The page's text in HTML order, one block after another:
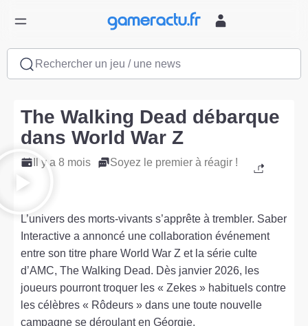
Rechercher un jeu / une news
The Walking Dead débarque
dans World War Z
Il y a 8 mois Soyez le premier à réagir !
L’univers des morts-vivants s’apprête à trembler. Saber
Interactive a annoncé une collaboration événement
entre son titre phare World War Z et la série culte
d’AMC, The Walking Dead. Dès janvier 2026, les
joueurs pourront troquer les « Zekes » habituels contre
les célèbres « Rôdeurs » dans une toute nouvelle
campagne se déroulant en Géorgie.